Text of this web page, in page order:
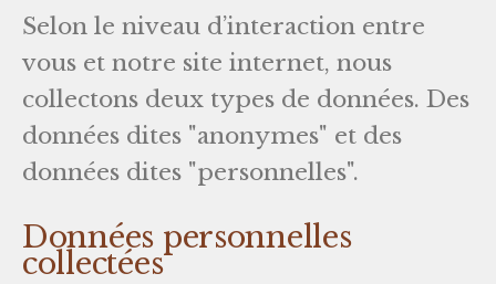
Selon le niveau d’interaction entre
vous et notre site internet, nous
collectons deux types de données. Des
données dites "anonymes" et des
données dites "personnelles".
Données personnelles
collectées